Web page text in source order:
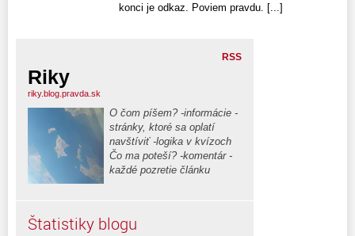
konci je odkaz. Poviem pravdu. [...]
RSS
Riky
riky.blog.pravda.sk
O čom píšem? -informácie -
stránky, ktoré sa oplatí
navštíviť -logika v kvízoch
Čo ma poteší? -komentár -
každé pozretie článku
Štatistiky blogu